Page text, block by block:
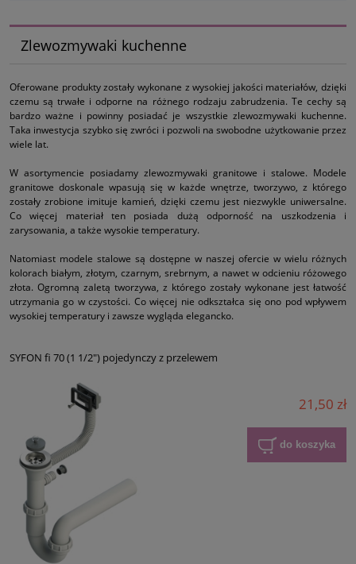
Zlewozmywaki kuchenne
Oferowane produkty zostały wykonane z wysokiej jakości materiałów, dzięki
czemu są trwałe i odporne na różnego rodzaju zabrudzenia. Te cechy są
bardzo ważne i powinny posiadać je wszystkie zlewozmywaki kuchenne.
Taka inwestycja szybko się zwróci i pozwoli na swobodne użytkowanie przez
wiele lat.
W asortymencie posiadamy zlewozmywaki granitowe i stalowe. Modele
granitowe doskonale wpasują się w każde wnętrze, tworzywo, z którego
zostały zrobione imituje kamień, dzięki czemu jest niezwykle uniwersalne.
Co więcej materiał ten posiada dużą odporność na uszkodzenia i
zarysowania, a także wysokie temperatury.
Natomiast modele stalowe są dostępne w naszej ofercie w wielu różnych
kolorach białym, złotym, czarnym, srebrnym, a nawet w odcieniu różowego
złota. Ogromną zaletą tworzywa, z którego zostały wykonane jest łatwość
utrzymania go w czystości. Co więcej nie odkształca się ono pod wpływem
wysokiej temperatury i zawsze wygląda elegancko.
SYFON fi 70 (1 1/2") pojedynczy z przelewem
21,50 zł
do koszyka